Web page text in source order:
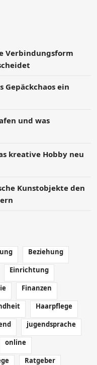
Verbindungsform
Gepäckchaos ein
und was
kreative Hobby neu
Kunstobjekte den
Beziehung
Einrichtung
Finanzen
Haarpflege
jugendsprache
online
Ratgeber